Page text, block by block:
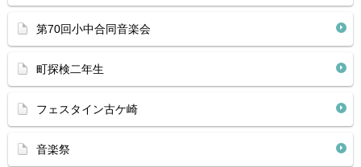
第70回小中合同音楽会
町探検二年生
フェスタイン古ケ崎
音楽祭